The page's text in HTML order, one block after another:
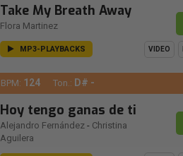
Take My Breath Away
Flora Martinez
MP3-PLAYBACKS VIDEO
BPM: 124 Ton.: D# -
Hoy tengo ganas de ti
Alejandro Fernández - Christina
Aguilera